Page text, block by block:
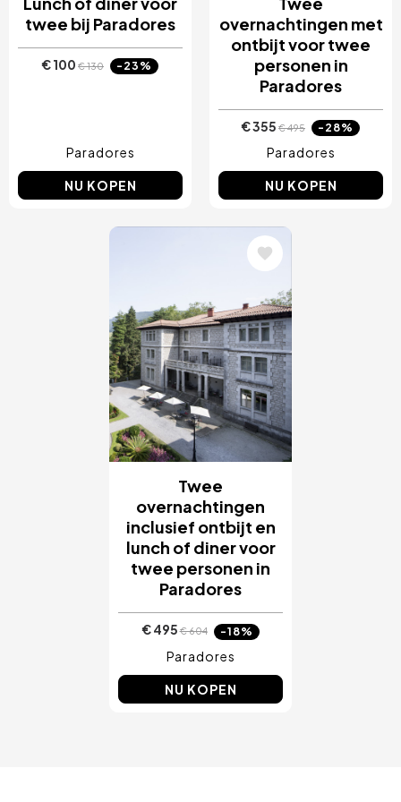
twee bij Paradores
€ 100 € 130 -23%
Paradores
NU KOPEN
overnachtingen met
ontbijt voor twee
personen in
Paradores
€ 355 € 495 -28%
Paradores
NU KOPEN
Twee
overnachtingen
inclusief ontbijt en
lunch of diner voor
twee personen in
Paradores
€ 495€ 604 -18%
Paradores
NU KOPEN